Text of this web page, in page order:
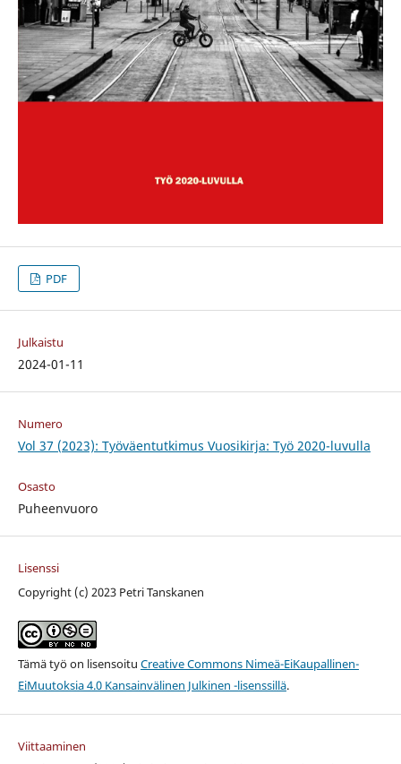
PDF
Julkaistu
2024-01-11
Numero
Vol 37 (2023): Työväentutkimus Vuosikirja: Työ 2020-luvulla
Osasto
Puheenvuoro
Lisenssi
Copyright (c) 2023 Petri Tanskanen
Tämä työ on lisensoitu Creative Commons Nimeä-EiKaupallinen-
EiMuutoksia 4.0 Kansainvälinen Julkinen -lisenssillä.
Viittaaminen